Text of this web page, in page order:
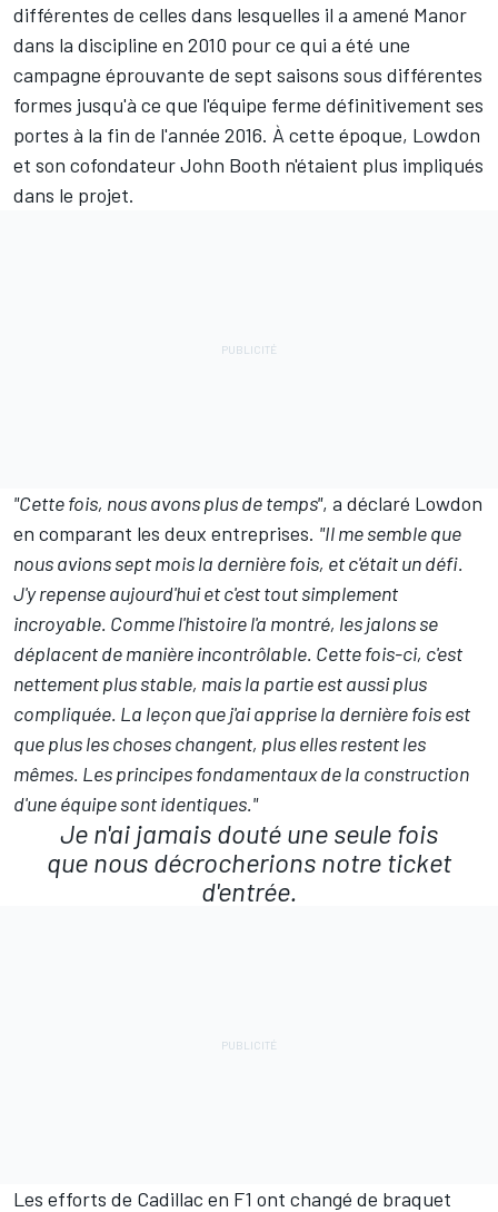
différentes de celles dans lesquelles il a amené Manor
dans la discipline en 2010 pour ce qui a été une
campagne éprouvante de sept saisons sous différentes
formes jusqu'à ce que l'équipe ferme définitivement ses
portes à la fin de l'année 2016. À cette époque, Lowdon
et son cofondateur John Booth n'étaient plus impliqués
dans le projet.
"Cette fois, nous avons plus de temps", a déclaré Lowdon
en comparant les deux entreprises. "Il me semble que
nous avions sept mois la dernière fois, et c'était un défi.
J'y repense aujourd'hui et c'est tout simplement
incroyable. Comme l'histoire l'a montré, les jalons se
déplacent de manière incontrôlable. Cette fois-ci, c'est
nettement plus stable, mais la partie est aussi plus
compliquée. La leçon que j'ai apprise la dernière fois est
que plus les choses changent, plus elles restent les
mêmes. Les principes fondamentaux de la construction
d'une équipe sont identiques."
Je n'ai jamais douté une seule fois
que nous décrocherions notre ticket
d'entrée.
Les efforts de Cadillac en F1 ont changé de braquet